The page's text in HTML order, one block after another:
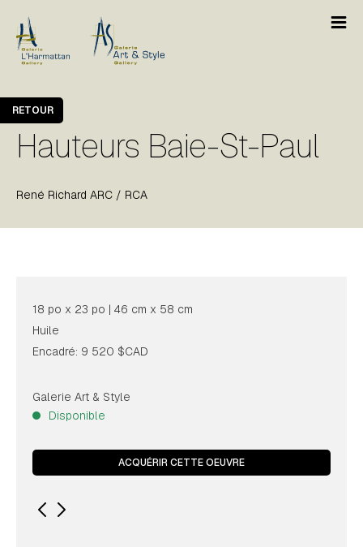
Hauteurs Baie-St-Paul
René Richard ARC / RCA
RETOUR
18 po x 23 po | 46 cm x 58 cm
Huile
Encadré: 9 520 $CAD
Galerie Art & Style
Disponible
ACQUÉRIR CETTE OEUVRE